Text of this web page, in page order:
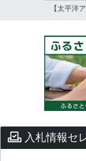
【太平洋
入札情報セ